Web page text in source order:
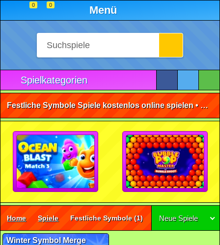
0 0 Menü
Spielkategorien
Festliche Symbole Spiele kostenlos online spielen • ohne Anmeldung 🕹️
Home Spiele Festliche Symbole(1) Neue Spiele
Winter Symbol Merge